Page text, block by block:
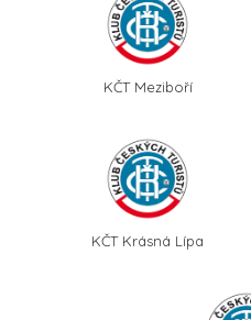
KČT Meziboří
KČT Krásná Lípa